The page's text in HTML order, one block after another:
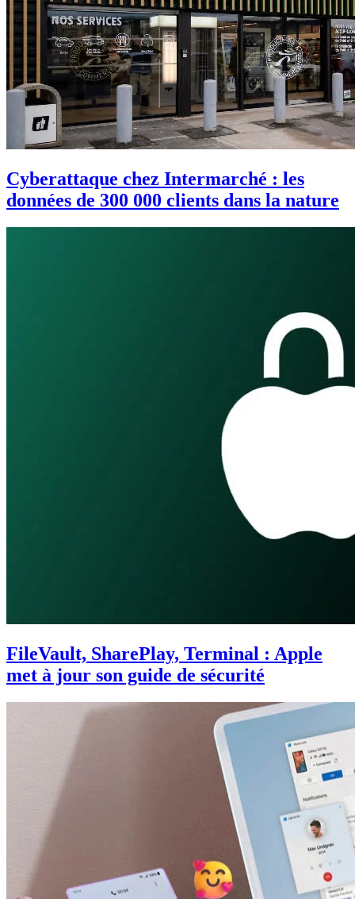
Cyberattaque chez Intermarché : les
données de 300 000 clients dans la nature
FileVault, SharePlay, Terminal : Apple
met à jour son guide de sécurité